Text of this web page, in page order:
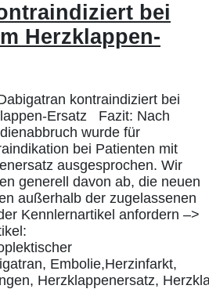
bei
Herzklappen-
kontraindiziert bei
Ersatz Fazit: Nach
wurde für
bei Patienten mit
ausgesprochen. Wir
generell davon ab, die neuen
außerhalb der zugelassenen
Kennlernartikel anfordern –>
Embolie,Herzinfarkt,
Herzklappenersatz,